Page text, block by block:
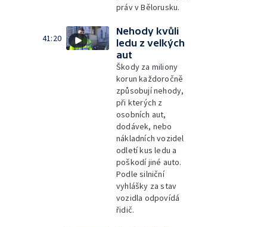
práv v Bělorusku.
41:20
Nehody kvůli
ledu z velkých
aut
Škody za miliony
korun každoročně
způsobují nehody,
při kterých z
osobních aut,
dodávek, nebo
nákladních vozidel
odletí kus ledu a
poškodí jiné auto.
Podle silniční
vyhlášky za stav
vozidla odpovídá
řidič.